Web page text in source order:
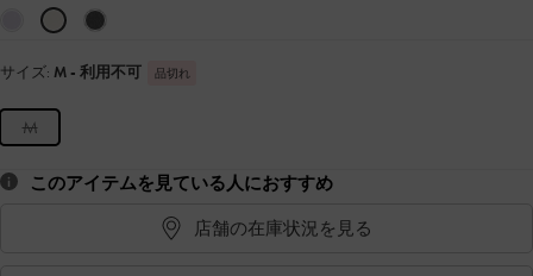
サイズ: M - 利用不可 品切れ
M
このアイテムを見ている人におすすめ
店舗の在庫状況を見る